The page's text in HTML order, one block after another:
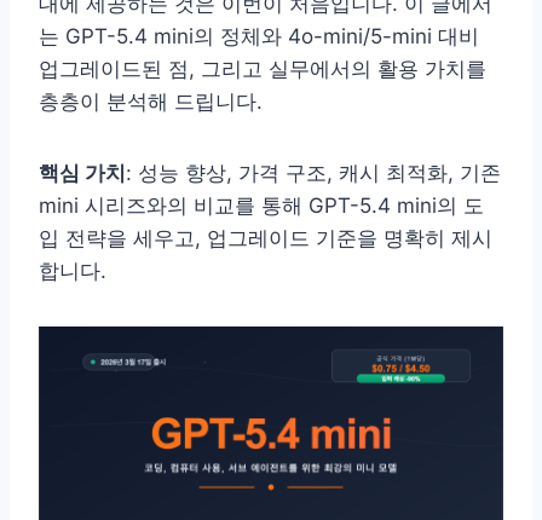
는 GPT-5.4 mini의 정체와 4o-mini/5-mini 대비
업그레이드된 점, 그리고 실무에서의 활용 가치를
층층이 분석해 드립니다.
핵심 가치 : 성능 향상, 가격 구조, 캐시 최적화, 기존
mini 시리즈와의 비교를 통해 GPT-5.4 mini의 도
입 전략을 세우고, 업그레이드 기준을 명확히 제시
합니다.